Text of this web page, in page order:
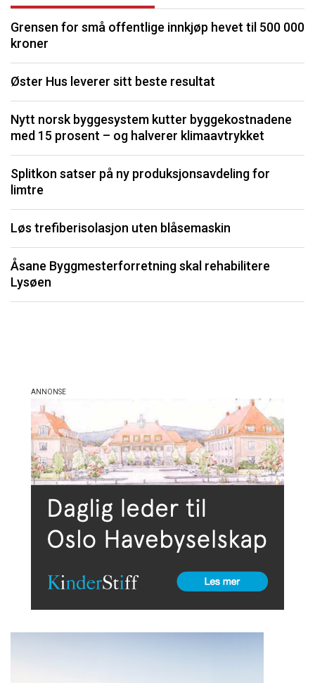
Grensen for små offentlige innkjøp hevet til 500 000
kroner
Øster Hus leverer sitt beste resultat
Nytt norsk byggesystem kutter byggekostnadene
med 15 prosent – og halverer klimaavtrykket
Splitkon satser på ny produksjonsavdeling for
limtre
Løs trefiberisolasjon uten blåsemaskin
Åsane Byggmesterforretning skal rehabilitere
Lysøen